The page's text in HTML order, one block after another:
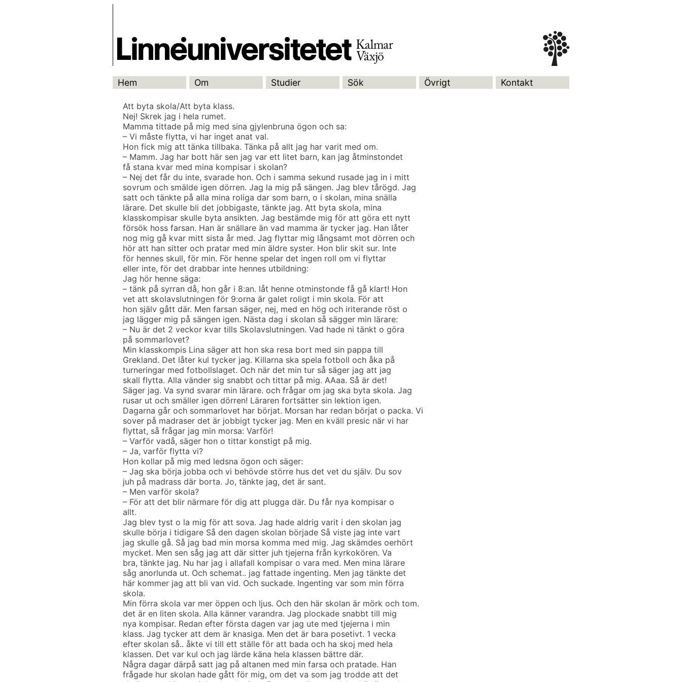
Hem Om Studier Sök Övrigt Kontakt
Att byta skola/Att byta klass.
Nej! Skrek jag i hela rumet.
Mamma tittade på mig med sina gjylenbruna ögon och sa:
– Vi måste flytta, vi har inget anat val.
Hon fick mig att tänka tillbaka. Tänka på allt jag har varit med om.
– Mamm. Jag har bott här sen jag var ett litet barn, kan jag åtminstondet
få stana kvar med mina kompisar i skolan?
– Nej det får du inte, svarade hon. Och i samma sekund rusade jag in i mitt
sovrum och smälde igen dörren. Jag la mig på sängen. Jag blev tårögd. Jag
satt och tänkte på alla mina roliga dar som barn, o i skolan, mina snälla
lärare. Det skulle bli det jobbigaste, tänkte jag. Att byta skola, mina
klasskompisar skulle byta ansikten. Jag bestämde mig för att göra ett nytt
försök hoss farsan. Han är snällare än vad mamma är tycker jag. Han låter
nog mig gå kvar mitt sista år med. Jag flyttar mig långsamt mot dörren och
hör att han sitter och pratar med min äldre syster. Hon blir skit sur. Inte
för hennes skull, för min. För henne spelar det ingen roll om vi flyttar
eller inte, för det drabbar inte hennes utbildning:
Jag hör henne säga:
– tänk på syrran då, hon går i 8:an. låt henne otminstonde få gå klart! Hon
vet att skolavslutningen för 9:orna är galet roligt i min skola. För att
hon själv gått där. Men farsan säger, nej, med en hög och iriterande röst o
jag lägger mig på sängen igen. Nästa dag i skolan så sägger min lärare:
– Nu är det 2 veckor kvar tills Skolavslutningen. Vad hade ni tänkt o göra
på sommarlovet?
Min klasskompis Lina säger att hon ska resa bort med sin pappa till
Grekland. Det låter kul tycker jag. Killarna ska spela fotboll och åka på
turneringar med fotbollslaget. Och när det min tur så säger jag att jag
skall flytta. Alla vänder sig snabbt och tittar på mig. AAaa. Så är det!
Säger jag. Va synd svarar min lärare. och frågar om jag ska byta skola. Jag
rusar ut och smäller igen dörren! Läraren fortsätter sin lektion igen.
Dagarna går och sommarlovet har börjat. Morsan har redan börjat o packa. Vi
sover på madraser det är jobbigt tycker jag. Men en kväll presic när vi har
flyttat, så frågar jag min morsa: Varför!
– Varför vadå, säger hon o tittar konstigt på mig.
– Ja, varför flytta vi?
Hon kollar på mig med ledsna ögon och säger:
– Jag ska börja jobba och vi behövde större hus det vet du själv. Du sov
juh på madrass där borta. Jo, tänkte jag, det är sant.
– Men varför skola?
– För att det blir närmare för dig att plugga där. Du får nya kompisar o
allt.
Jag blev tyst o la mig för att sova. Jag hade aldrig varit i den skolan jag
skulle börja i tidigare Så den dagen skolan började Så viste jag inte vart
jag skulle gå. Så jag bad min morsa komma med mig. Jag skämdes oerhört
mycket. Men sen såg jag att där sitter juh tjejerna från kyrkokören. Va
bra, tänkte jag. Nu har jag i allafall kompisar o vara med. Men mina lärare
såg anorlunda ut. Och schemat.. jag fattade ingenting. Men jag tänkte det
här kommer jag att bli van vid. Och suckade. Ingenting var som min förra
skola.
Min förra skola var mer öppen och ljus. Och den här skolan är mörk och tom.
det är en liten skola. Alla känner varandra. Jag plockade snabbt till mig
nya kompisar. Redan efter första dagen var jag ute med tjejerna i min
klass. Jag tycker att dem är knasiga. Men det är bara posetivt. 1 vecka
efter skolan så.. åkte vi till ett ställe för att bada och ha skoj med hela
klassen. Det var kul och jag lärde käna hela klassen bättre där.
Några dagar därpå satt jag på altanen med min farsa och pratade. Han
frågade hur skolan hade gått för mig, om det va som jag trodde att det